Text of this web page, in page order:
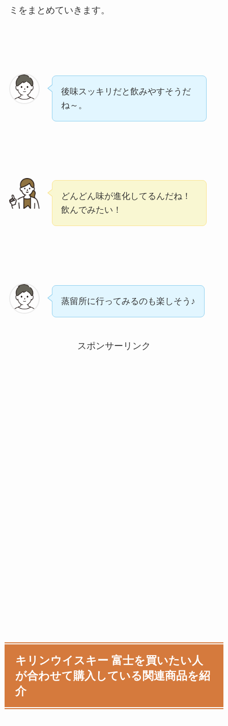
ミをまとめていきます。
後味スッキリだと飲みやすそうだ
ね～。
どんどん味が進化してるんだね！
飲んでみたい！
蒸留所に行ってみるのも楽しそう♪
スポンサーリンク
キリンウイスキー 富士を買いたい人
が合わせて購入している関連商品を紹
介